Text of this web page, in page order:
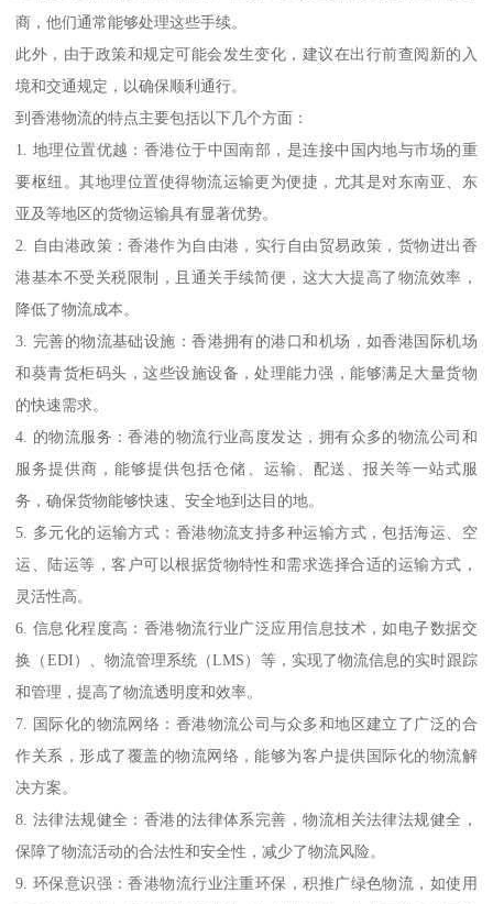
商，他们通常能够处理这些手续。
此外，由于政策和规定可能会发生变化，建议在出行前查阅新的入
境和交通规定，以确保顺利通行。
到香港物流的特点主要包括以下几个方面：
1. 地理位置优越：香港位于中国南部，是连接中国内地与市场的重
要枢纽。其地理位置使得物流运输更为便捷，尤其是对东南亚、东
亚及等地区的货物运输具有显著优势。
2. 自由港政策：香港作为自由港，实行自由贸易政策，货物进出香
港基本不受关税限制，且通关手续简便，这大大提高了物流效率，
降低了物流成本。
3. 完善的物流基础设施：香港拥有的港口和机场，如香港国际机场
和葵青货柜码头，这些设施设备，处理能力强，能够满足大量货物
的快速需求。
4. 的物流服务：香港的物流行业高度发达，拥有众多的物流公司和
服务提供商，能够提供包括仓储、运输、配送、报关等一站式服
务，确保货物能够快速、安全地到达目的地。
5. 多元化的运输方式：香港物流支持多种运输方式，包括海运、空
运、陆运等，客户可以根据货物特性和需求选择合适的运输方式，
灵活性高。
6. 信息化程度高：香港物流行业广泛应用信息技术，如电子数据交
换（EDI）、物流管理系统（LMS）等，实现了物流信息的实时跟踪
和管理，提高了物流透明度和效率。
7. 国际化的物流网络：香港物流公司与众多和地区建立了广泛的合
作关系，形成了覆盖的物流网络，能够为客户提供国际化的物流解
决方案。
8. 法律法规健全：香港的法律体系完善，物流相关法律法规健全，
保障了物流活动的合法性和安全性，减少了物流风险。
9. 环保意识强：香港物流行业注重环保，积推广绿色物流，如使用